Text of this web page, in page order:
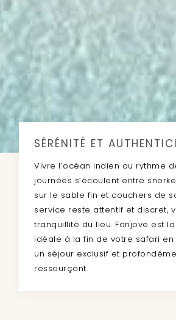
SÉRÉNITÉ ET
Vivre l’océan indien au rythme
journées s’écoulent entre
sur le sable fin et couchers de
service reste attentif et discret,
tranquillité du lieu. Fanjove est
idéale à la fin de votre safari en
un séjour exclusif et
ressourçant.